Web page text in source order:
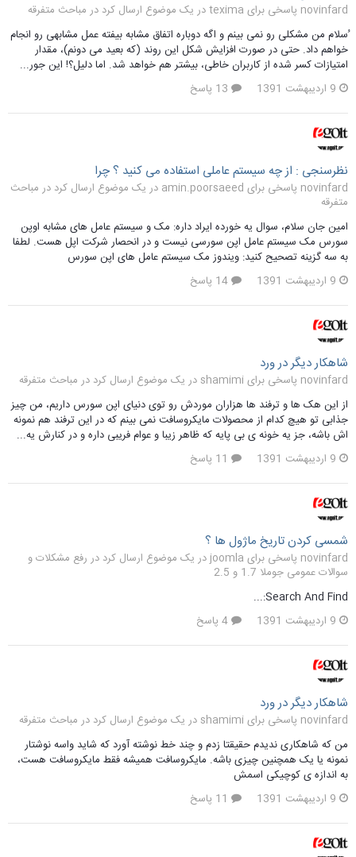
novinfard پاسخی برای texima در یک موضوع ارسال کرد در
مباحث متفرقه
ُسلام من مشکلی رو نمی بینم و اگه دوباره اتفاق مشابه بیفته عمل مشابهی رو انجام
خواهم داد. حتی در صورت افزایش شکل این روند (که بعید می دونم)، مقدار
امتیازات کسر شده از کاربران خاطی، بیشتر هم خواهد شد. اما دلیل؟! این جور...
9 اردیبهشت 1391
نظرسنجی : از چه سیستم عاملی استفاده می کنید ؟ چرا
novinfard پاسخی برای amin.poorsaeed در یک موضوع ارسال کرد در
مباحث
متفرقه
امین جان سلام، سوال یه خورده ایراد داره: مک و سیستم عامل های مشابه اوپن
سورس مک سیستم عامل اپن سورسی نیست و در انحصار شرکت اپل هست. لطفا
به سه گزینه تصحیح کنید: ویندوز مک سیستم عامل های اپن سورس
9 اردیبهشت 1391
شاهکار دیگر در ورد
novinfard پاسخی برای shamimi در یک موضوع ارسال کرد در
مباحث متفرقه
از این هک ها و ترفند ها هزاران موردش رو توی دنیای اپن سورس داریم، من چیز
جذابی تو هیچ کدام از محصولات مایکروسافت نمی بینم که در این ترفند هم نمونه
اش باشه، جز یه خونه ی بی پایه که ظاهر زیبا و عوام فریبی داره و در کنارش یه...
9 اردیبهشت 1391
شمسی کردن تاریخ ماژول ها ؟
novinfard پاسخی برای joomla در یک موضوع ارسال کرد در
رفع مشکلات و
سوالات عمومی جوملا 1.7 و 2.5
Search And Find:...
9 اردیبهشت 1391
شاهکار دیگر در ورد
novinfard پاسخی برای shamimi در یک موضوع ارسال کرد در
مباحث متفرقه
من که شاهکاری ندیدم حقیقتا زدم و چند خط نوشته آورد که شاید واسه نوشتار
نمونه یا یک همچنین چیزی باشه. مایکروسافت همیشه فقط مایکروسافت هست،
به اندازه ی کوچیکی اسمش
9 اردیبهشت 1391